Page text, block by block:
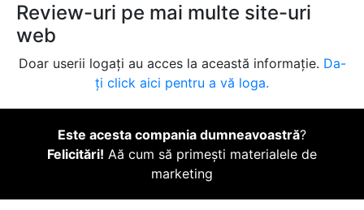
Review-uri pe mai multe site-uri
web
Doar userii logați au acces la această informație. Da-
ți click aici pentru a vă loga.
Este acesta compania dumneavoastră?
Felicitări! Aă cum să primești materialele de
marketing